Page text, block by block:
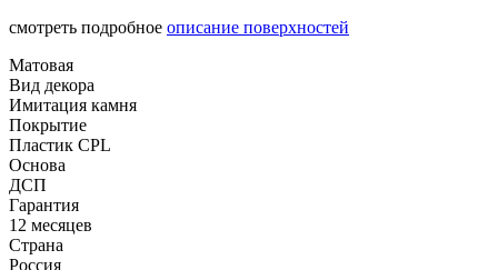
смотреть подробное описание поверхностей
Матовая
Вид декора
Имитация камня
Покрытие
Пластик CPL
Основа
ДСП
Гарантия
12 месяцев
Страна
Россия